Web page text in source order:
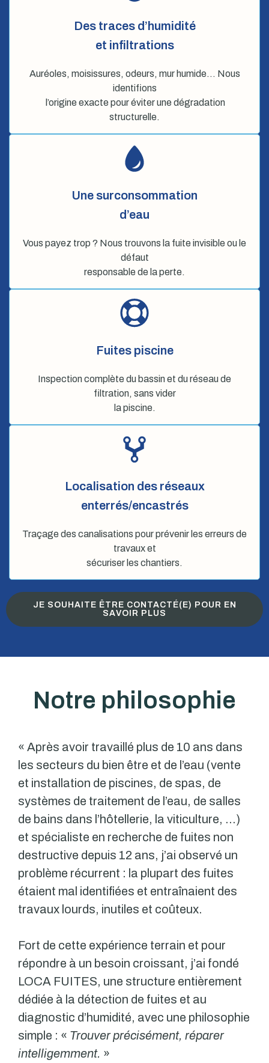
Des traces d’humidité
et infiltrations
Auréoles, moisissures, odeurs, mur humide… Nous
identifions
l’origine exacte pour éviter une dégradation
structurelle.
Une surconsommation
d’eau
Vous payez trop ? Nous trouvons la fuite invisible ou le
défaut
responsable de la perte.
Fuites piscine
Inspection complète du bassin et du réseau de
filtration, sans vider
la piscine.
Localisation des réseaux
enterrés/encastrés
Traçage des canalisations pour prévenir les erreurs de
travaux et
sécuriser les chantiers.
JE SOUHAITE ÊTRE CONTACTÉ(E) POUR EN
SAVOIR PLUS
Notre philosophie
« Après avoir travaillé plus de 10 ans dans
les secteurs du bien être et de l’eau (vente
et installation de piscines, de spas, de
systèmes de traitement de l’eau, de salles
de bains dans l’hôtellerie, la viticulture, …)
et spécialiste en recherche de fuites non
destructive depuis 12 ans, j’ai observé un
problème récurrent : la plupart des fuites
étaient mal identifiées et entraînaient des
travaux lourds, inutiles et coûteux.
Fort de cette expérience terrain et pour
répondre à un besoin croissant, j’ai fondé
LOCA FUITES, une structure entièrement
dédiée à la détection de fuites et au
diagnostic d’humidité, avec une philosophie
simple : « Trouver précisément, réparer
intelligemment. »